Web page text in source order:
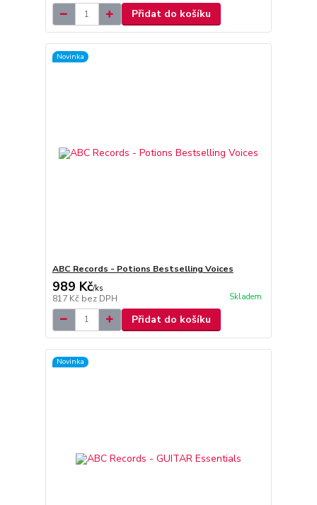
Přidat do košíku
Novinka
ABC Records - Potions Bestselling Voices
989 Kč/ks
817 Kč bez DPH Skladem
Přidat do košíku
Novinka